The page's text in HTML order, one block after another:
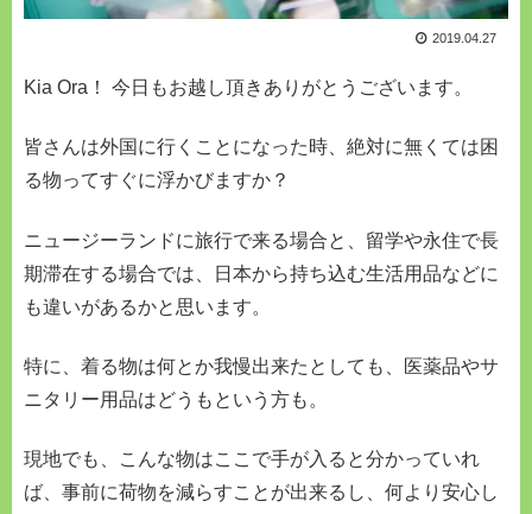
2019.04.27
Kia Ora！ 今日もお越し頂きありがとうございます。
皆さんは外国に行くことになった時、絶対に無くては困
る物ってすぐに浮かびますか？
ニュージーランドに旅行で来る場合と、留学や永住で長
期滞在する場合では、日本から持ち込む生活用品などに
も違いがあるかと思います。
特に、着る物は何とか我慢出来たとしても、医薬品やサ
ニタリー用品はどうもという方も。
現地でも、こんな物はここで手が入ると分かっていれ
ば、事前に荷物を減らすことが出来るし、何より安心し